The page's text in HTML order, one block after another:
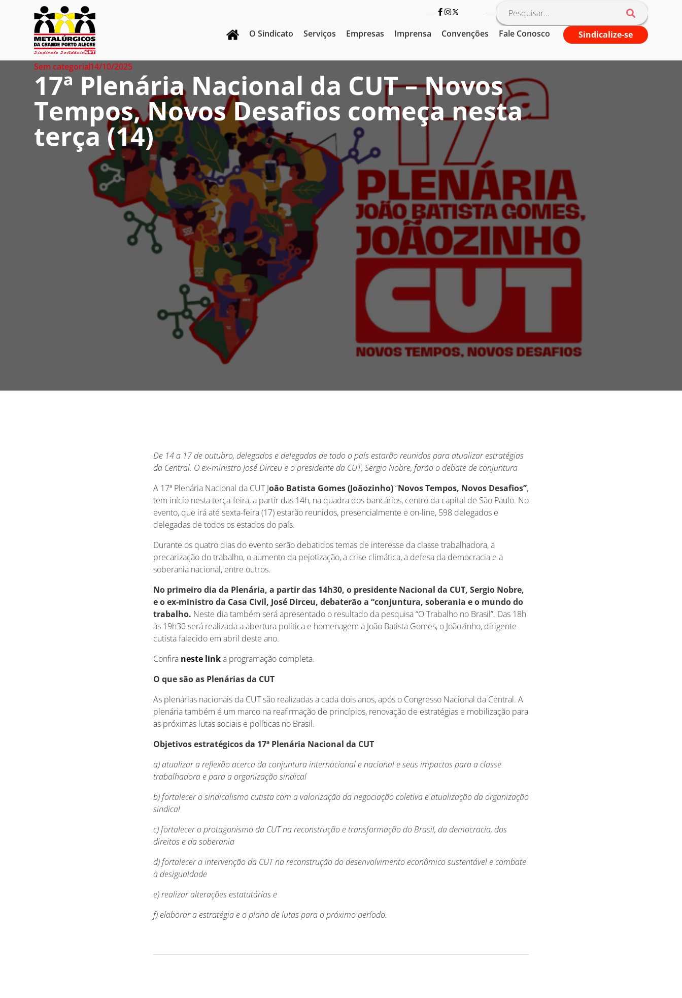
O Sindicato Serviços Empresas Imprensa Convenções Fale Conosco Sindicalize-se
Sem categoria14/10/2025
17ª Plenária Nacional da CUT – Novos
Tempos, Novos Desafios começa nesta
terça (14)
De 14 a 17 de outubro, delegados e delegadas de todo o país estarão reunidos para atualizar estratégias
da Central. O ex-ministro José Dirceu e o presidente da CUT, Sergio Nobre, farão o debate de conjuntura
A 17ª Plenária Nacional da CUT João Batista Gomes (Joãozinho)“Novos Tempos, Novos Desafios”,
tem início nesta terça-feira, a partir das 14h, na quadra dos bancários, centro da capital de São Paulo. No
evento, que irá até sexta-feira (17) estarão reunidos, presencialmente e on-line, 598 delegados e
delegadas de todos os estados do país.
Durante os quatro dias do evento serão debatidos temas de interesse da classe trabalhadora, a
precarização do trabalho, o aumento da pejotização, a crise climática, a defesa da democracia e a
soberania nacional, entre outros.
No primeiro dia da Plenária, a partir das 14h30, o presidente Nacional da CUT, Sergio Nobre,
e o ex-ministro da Casa Civil, José Dirceu, debaterão a “conjuntura, soberania e o mundo do
trabalho. Neste dia também será apresentado o resultado da pesquisa “O Trabalho no Brasil”. Das 18h
às 19h30 será realizada a abertura política e homenagem a João Batista Gomes, o Joãozinho, dirigente
cutista falecido em abril deste ano.
Confira neste linka programação completa.
O que são as Plenárias da CUT
As plenárias nacionais da CUT são realizadas a cada dois anos, após o Congresso Nacional da Central. A
plenária também é um marco na reafirmação de princípios, renovação de estratégias e mobilização para
as próximas lutas sociais e políticas no Brasil.
Objetivos estratégicos da 17ª Plenária Nacional da CUT
a) atualizar a reflexão acerca da conjuntura internacional e nacional e seus impactos para a classe
trabalhadora e para a organização sindical
b) fortalecer o sindicalismo cutista com a valorização da negociação coletiva e atualização da organização
sindical
c) fortalecer o protagonismo da CUT na reconstrução e transformação do Brasil, da democracia, dos
direitos e da soberania
d) fortalecer a intervenção da CUT na reconstrução do desenvolvimento econômico sustentável e combate
à desigualdade
e) realizar alterações estatutárias e
f) elaborar a estratégia e o plano de lutas para o próximo período.